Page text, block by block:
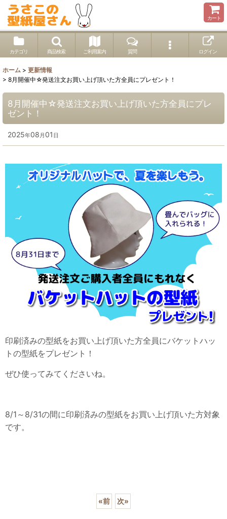
カート
カテゴリ 商品検索 ご利用案内 質問 ログイン
ホーム > 更新情報
> 8月開催中☆発送注文お買い上げ頂いた方全員にプレゼント！
8月開催中☆発送注文お買い上げ頂いた方全員にプレ
ゼント！
2025年08 月 01 日
印刷済みの型紙をお買い上げ頂いた方全員にバケットハッ
トの型紙をプレゼント！
ぜひ使ってみてくださいね。
8/1～8/31の間に印刷済みの型紙をお買い上げ頂いた方対象
です。
«前 次»